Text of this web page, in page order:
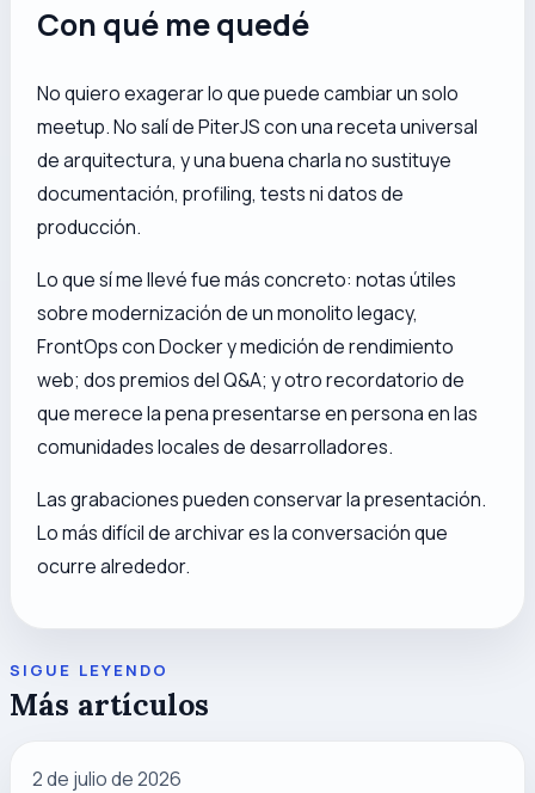
Con qué me quedé
No quiero exagerar lo que puede cambiar un solo
meetup. No salí de PiterJS con una receta universal
de arquitectura, y una buena charla no sustituye
documentación, profiling, tests ni datos de
producción.
Lo que sí me llevé fue más concreto: notas útiles
sobre modernización de un monolito legacy,
FrontOps con Docker y medición de rendimiento
web; dos premios del Q&A; y otro recordatorio de
que merece la pena presentarse en persona en las
comunidades locales de desarrolladores.
Las grabaciones pueden conservar la presentación.
Lo más difícil de archivar es la conversación que
ocurre alrededor.
SIGUE LEYENDO
Más artículos
2 de julio de 2026